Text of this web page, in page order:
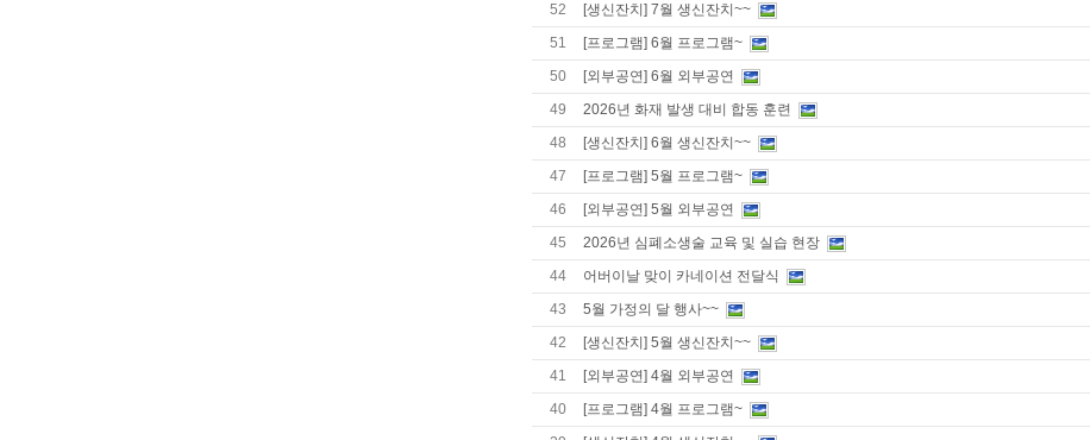
52 [생신잔치] 7월 생신잔치~~
51 [프로그램] 6월 프로그램~
50 [외부공연] 6월 외부공연
49 2026년 화재 발생 대비 합동 훈련
48 [생신잔치] 6월 생신잔치~~
47 [프로그램] 5월 프로그램~
46 [외부공연] 5월 외부공연
45 2026년 심폐소생술 교육 및 실습 현장
44 어버이날 맞이 카네이션 전달식
43 5월 가정의 달 행사~~
42 [생신잔치] 5월 생신잔치~~
41 [외부공연] 4월 외부공연
40 [프로그램] 4월 프로그램~